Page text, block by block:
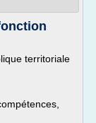
territoriale